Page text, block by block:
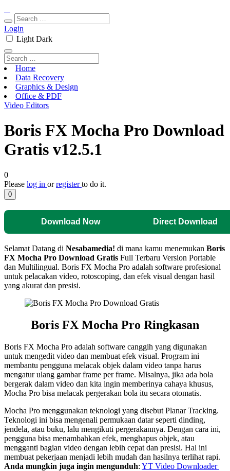
Login
Light Dark
Home
Data Recovery
Graphics & Design
Office & PDF
Video Editors
Boris FX Mocha Pro Download
Gratis v12.5.1
0
Please log in orregisterto do it.
0
Download Now Direct Download
Selamat Datang di Nesabamedia! di mana kamu menemukan Boris
FX Mocha Pro Download Gratis Full Terbaru Version Portable
dan Multilingual. Boris FX Mocha Pro adalah software profesional
untuk pelacakan video, rotoscoping, dan efek visual dengan hasil
yang akurat dan presisi.
Boris FX Mocha Pro Ringkasan
Boris FX Mocha Pro adalah software canggih yang digunakan
untuk mengedit video dan membuat efek visual. Program ini
membantu pengguna melacak objek dalam video tanpa harus
mengatur ulang gambar frame per frame. Misalnya, jika ada bola
bergerak dalam video dan kita ingin memberinya cahaya khusus,
Mocha Pro bisa melacak pergerakan bola itu secara otomatis.
Mocha Pro menggunakan teknologi yang disebut Planar Tracking.
Teknologi ini bisa mengenali permukaan datar seperti dinding,
jendela, atau buku, lalu mengikuti pergerakannya. Dengan cara ini,
pengguna bisa menambahkan efek, menghapus objek, atau
mengganti bagian video dengan lebih cepat dan presisi. Hal ini
membuat pekerjaan menjadi lebih mudah dan hasilnya terlihat rapi.
Anda mungkin juga ingin mengunduh: YT Video Downloader